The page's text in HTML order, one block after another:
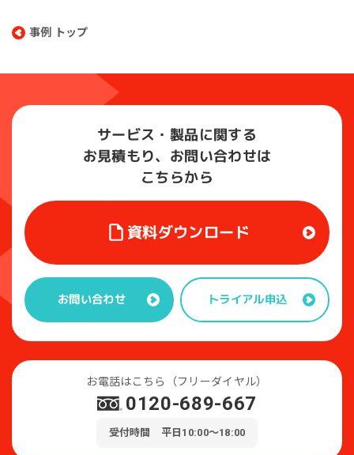
事例 トップ
サービス・製品に関する
お見積もり、お問い合わせは
こちらから
資料ダウンロード
お問い合わせ トライアル申込
お電話はこちら（フリーダイヤル）
0120-689-667
受付時間 平日10:00～18:00